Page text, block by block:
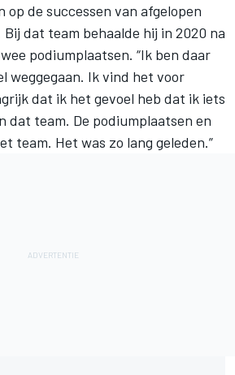
de successen van afgelopen
dat team behaalde hij in 2020 na
podiumplaatsen. “Ik ben daar
weggegaan. Ik vind het voor
dat ik het gevoel heb dat ik iets
dat team. De podiumplaatsen en
team. Het was zo lang geleden.”